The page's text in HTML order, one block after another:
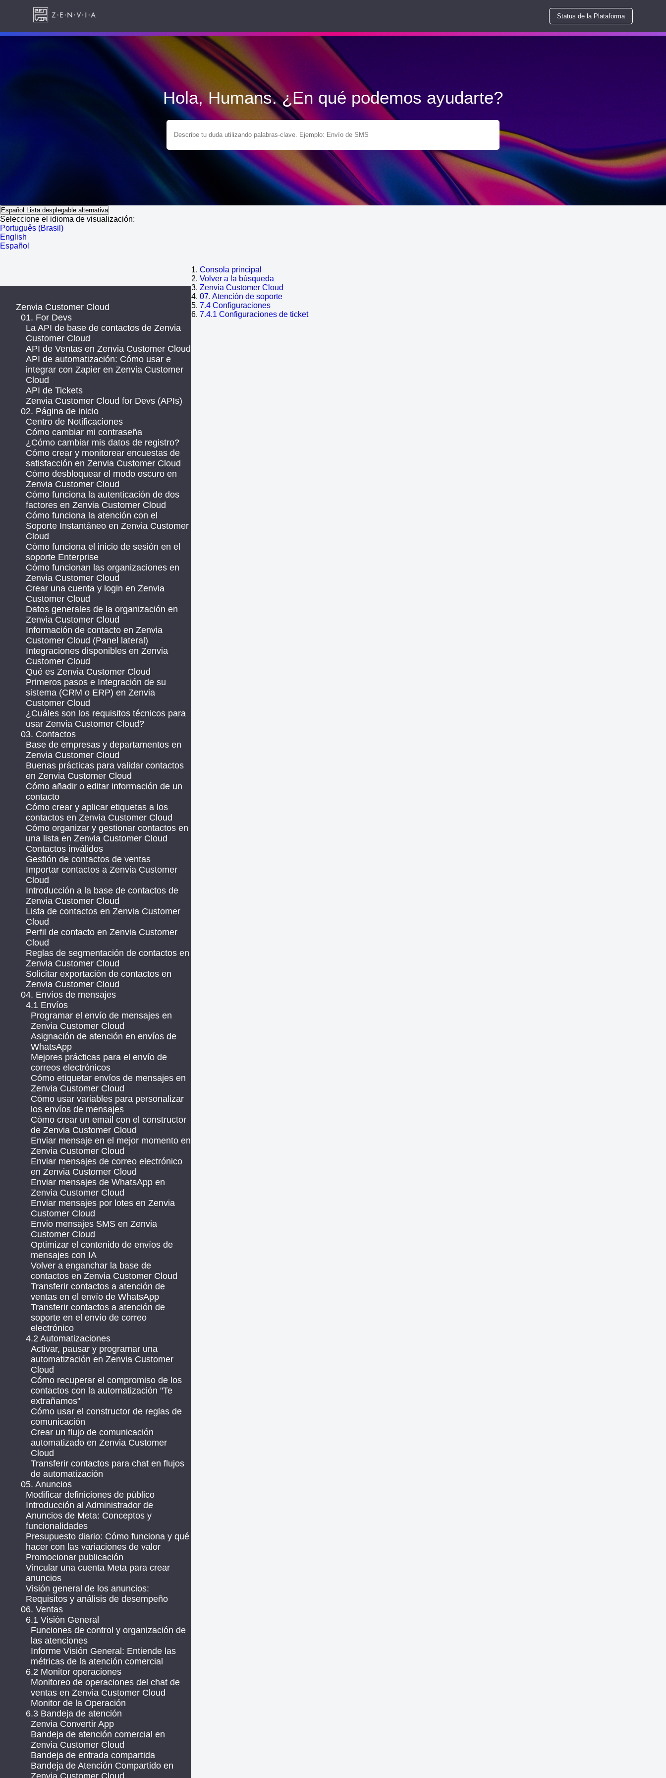
Status de la Plataforma
Hola, Humans. ¿En qué podemos ayudarte?
Español Lista desplegable alternativa
Seleccione el idioma de visualización:
Português (Brasil)
English
Español
Consola principal
Volver a la búsqueda
Zenvia Customer Cloud
07. Atención de soporte
7.4 Configuraciones
7.4.1 Configuraciones de ticket
Zenvia Customer Cloud
01. For Devs
La API de base de contactos de Zenvia
Customer Cloud
API de Ventas en Zenvia Customer Cloud
API de automatización: Cómo usar e
integrar con Zapier en Zenvia Customer
Cloud
API de Tickets
Zenvia Customer Cloud for Devs (APIs)
02. Página de inicio
Centro de Notificaciones
Cómo cambiar mi contraseña
¿Cómo cambiar mis datos de registro?
Cómo crear y monitorear encuestas de
satisfacción en Zenvia Customer Cloud
Cómo desbloquear el modo oscuro en
Zenvia Customer Cloud
Cómo funciona la autenticación de dos
factores en Zenvia Customer Cloud
Cómo funciona la atención con el
Soporte Instantáneo en Zenvia Customer
Cloud
Cómo funciona el inicio de sesión en el
soporte Enterprise
Cómo funcionan las organizaciones en
Zenvia Customer Cloud
Crear una cuenta y login en Zenvia
Customer Cloud
Datos generales de la organización en
Zenvia Customer Cloud
Información de contacto en Zenvia
Customer Cloud (Panel lateral)
Integraciones disponibles en Zenvia
Customer Cloud
Qué es Zenvia Customer Cloud
Primeros pasos e Integración de su
sistema (CRM o ERP) en Zenvia
Customer Cloud
¿Cuáles son los requisitos técnicos para
usar Zenvia Customer Cloud?
03. Contactos
Base de empresas y departamentos en
Zenvia Customer Cloud
Buenas prácticas para validar contactos
en Zenvia Customer Cloud
Cómo añadir o editar información de un
contacto
Cómo crear y aplicar etiquetas a los
contactos en Zenvia Customer Cloud
Cómo organizar y gestionar contactos en
una lista en Zenvia Customer Cloud
Contactos inválidos
Gestión de contactos de ventas
Importar contactos a Zenvia Customer
Cloud
Introducción a la base de contactos de
Zenvia Customer Cloud
Lista de contactos en Zenvia Customer
Cloud
Perfil de contacto en Zenvia Customer
Cloud
Reglas de segmentación de contactos en
Zenvia Customer Cloud
Solicitar exportación de contactos en
Zenvia Customer Cloud
04. Envíos de mensajes
4.1 Envíos
Programar el envío de mensajes en
Zenvia Customer Cloud
Asignación de atención en envíos de
WhatsApp
Mejores prácticas para el envío de
correos electrónicos
Cómo etiquetar envíos de mensajes en
Zenvia Customer Cloud
Cómo usar variables para personalizar
los envíos de mensajes
Cómo crear un email con el constructor
de Zenvia Customer Cloud
Enviar mensaje en el mejor momento en
Zenvia Customer Cloud
Enviar mensajes de correo electrónico
en Zenvia Customer Cloud
Enviar mensajes de WhatsApp en
Zenvia Customer Cloud
Enviar mensajes por lotes en Zenvia
Customer Cloud
Envio mensajes SMS en Zenvia
Customer Cloud
Optimizar el contenido de envíos de
mensajes con IA
Volver a enganchar la base de
contactos en Zenvia Customer Cloud
Transferir contactos a atención de
ventas en el envío de WhatsApp
Transferir contactos a atención de
soporte en el envío de correo
electrónico
4.2 Automatizaciones
Activar, pausar y programar una
automatización en Zenvia Customer
Cloud
Cómo recuperar el compromiso de los
contactos con la automatización "Te
extrañamos"
Cómo usar el constructor de reglas de
comunicación
Crear un flujo de comunicación
automatizado en Zenvia Customer
Cloud
Transferir contactos para chat en flujos
de automatización
05. Anuncios
Modificar definiciones de público
Introducción al Administrador de
Anuncios de Meta: Conceptos y
funcionalidades
Presupuesto diario: Cómo funciona y qué
hacer con las variaciones de valor
Promocionar publicación
Vincular una cuenta Meta para crear
anuncios
Visión general de los anuncios:
Requisitos y análisis de desempeño
06. Ventas
6.1 Visión General
Funciones de control y organización de
las atenciones
Informe Visión General: Entiende las
métricas de la atención comercial
6.2 Monitor operaciones
Monitoreo de operaciones del chat de
ventas en Zenvia Customer Cloud
Monitor de la Operación
6.3 Bandeja de atención
Zenvia Convertir App
Bandeja de atención comercial en
Zenvia Customer Cloud
Bandeja de entrada compartida
Bandeja de Atención Compartido en
Zenvia Customer Cloud